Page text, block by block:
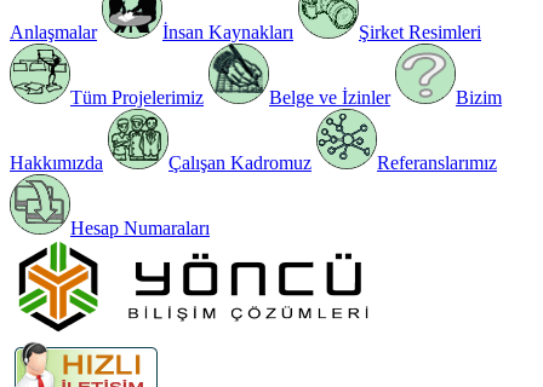
Anlaşmalar İnsan Kaynakları Şirket Resimleri
Tüm Projelerimiz Belge ve İzinler Bizim
Hakkımızda Çalışan Kadromuz Referanslarımız
Hesap Numaraları